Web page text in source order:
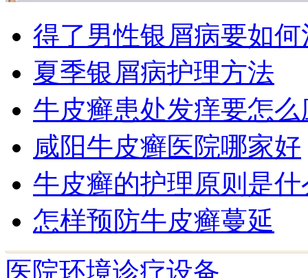
得了男性银屑病要如何
夏季银屑病护理方法
牛皮癣患处发痒要怎么
咸阳牛皮癣医院哪家好
牛皮癣的护理原则是什
怎样预防牛皮癣蔓延
医院环境诊疗设备